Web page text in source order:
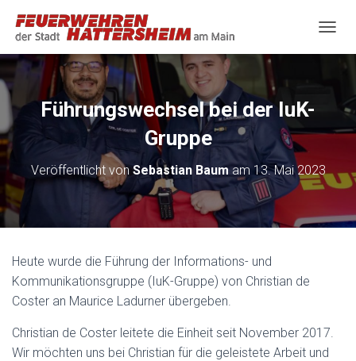
A
N
U
S
N
Führungswechsel bei der IuK-
Gruppe
Veröffentlicht vonSebastian Baumam 13. Mai 2023
Heute wurde die Führung der Informations- und
Kommunikationsgruppe (IuK-Gruppe) von Christian de
Coster an Maurice Ladurner übergeben.
Christian de Coster leitete die Einheit seit November 2017.
Wir möchten uns bei Christian für die geleistete Arbeit und